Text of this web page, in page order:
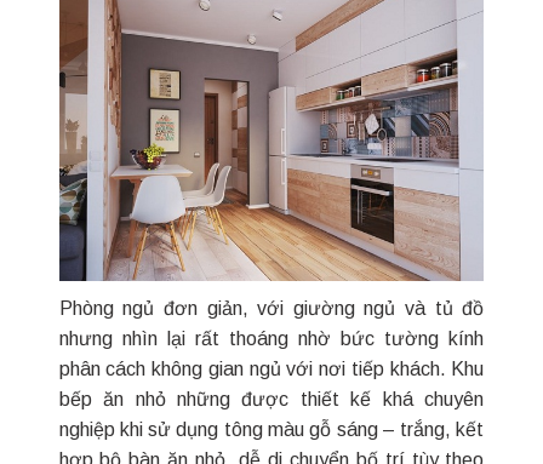
Phòng ngủ đơn giản, với giường ngủ và tủ đồ
nhưng nhìn lại rất thoáng nhờ bức tường kính
phân cách không gian ngủ với nơi tiếp khách. Khu
bếp ăn nhỏ những được thiết kế khá chuyên
nghiệp khi sử dụng tông màu gỗ sáng – trắng, kết